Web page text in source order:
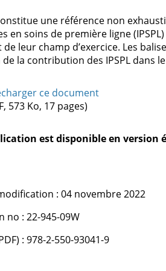
une référence non
en soins de première ligne
de leur champ d’exercice. Les
de la contribution des IPSPL dans
ce document
573 Ko, 17 pages)
est disponible en version
: 04 novembre 2022
no : 22-945-09W
: 978-2-550-93041-9